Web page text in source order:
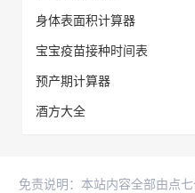
身体表面积计算器
宝宝疫苗接种时间表
预产期计算器
酒方大全
免责说明：本站内容全部由点